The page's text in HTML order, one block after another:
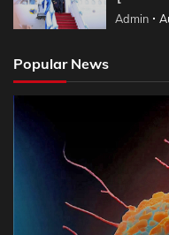
Admin
Popular News